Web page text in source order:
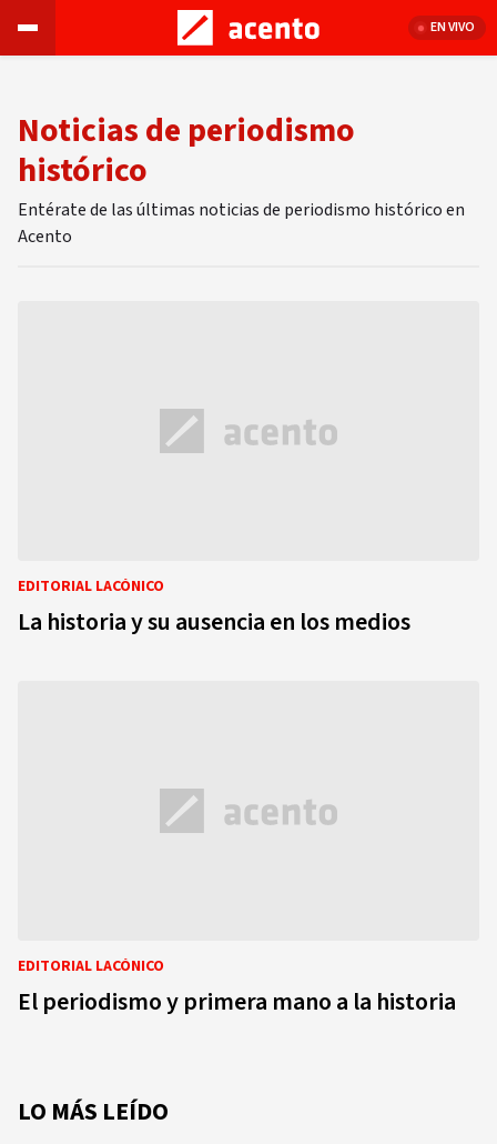
EN VIVO
Noticias de periodismo
histórico
Entérate de las últimas noticias de periodismo histórico en
Acento
EDITORIAL LACÓNICO
La historia y su ausencia en los medios
EDITORIAL LACÓNICO
El periodismo y primera mano a la historia
LO MÁS LEÍDO